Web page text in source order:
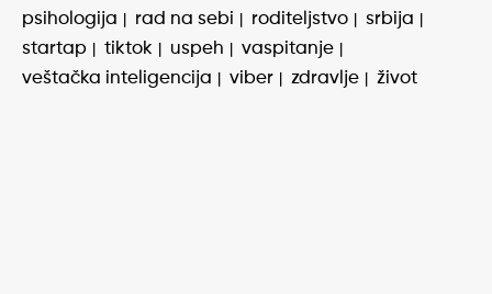
psihologija
rad na sebi roditeljstvo
srbija
startap
tiktok uspeh
vaspitanje
veštačka inteligencija
viber zdravlje život